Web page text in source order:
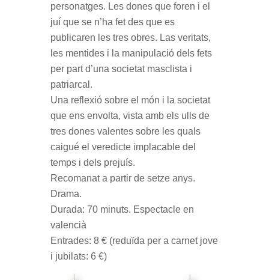
personatges. Les dones que foren i el
juí que se n’ha fet des que es
publicaren les tres obres. Las veritats,
les mentides i la manipulació dels fets
per part d’una societat masclista i
patriarcal.
Una reflexió sobre el món i la societat
que ens envolta, vista amb els ulls de
tres dones valentes sobre les quals
caigué el veredicte implacable del
temps i dels prejuís.
Recomanat a partir de setze anys.
Drama.
Durada: 70 minuts. Espectacle en
valencià
Entrades: 8 € (reduïda per a carnet jove
i jubilats: 6 €)